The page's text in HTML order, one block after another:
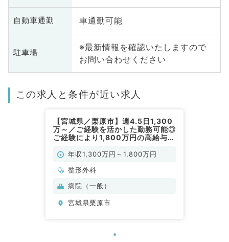
自動車通勤 車通勤可能
駐車場
※最新情報を確認いたしますので
お問い合わせください
この求人と条件が近い求人
【宮城県／栗原市】週4.5日1,300
万～／ご経験を活かした勤務可能◎
ご経験により1,800万円の高給与／
年収1,300万円～1,800万円
整形外科
病院（一般）
宮城県栗原市